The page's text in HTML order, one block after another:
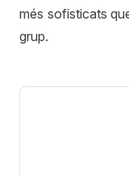
més sofisticats
grup.